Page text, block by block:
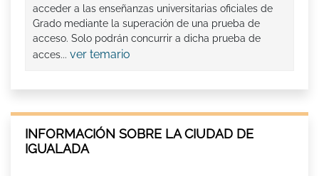
acceder a las enseñanzas universitarias oficiales de
Grado mediante la superación de una prueba de
acceso. Solo podrán concurrir a dicha prueba de
acces... ver temario
INFORMACIÓN SOBRE LA CIUDAD DE
IGUALADA